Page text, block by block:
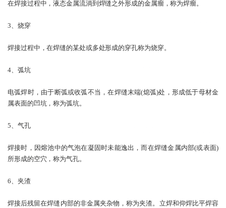
在焊接过程中，液态金属流淌到焊缝之外形成的金属瘤，称为焊瘤。
3、烧穿
焊接过程中，在焊缝的某处或多处形成的穿孔称为烧穿。
4、弧坑
电弧焊时，由于断弧或收弧不当，在焊缝末端(熄弧)处，形成低于母材金
属表面的凹坑，称为弧坑。
5、气孔
焊接时，因熔池中的气泡在凝固时未能逸出，而在焊缝金属内部(或表面)
所形成的空穴，称为气孔。
6、夹渣
焊接后残留在焊缝内部的非金属夹杂物，称为夹渣。立焊和仰焊比平焊容